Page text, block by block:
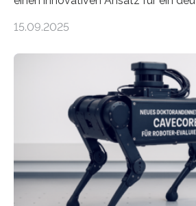
Lösungsweg ist inspiriert vom
stellt die heutige Computertechnik
Herausforderungen. Herkömmliche
Prozessoren stoßen an ihre
viel Energie, die Speicher- und
sind voneinander getrennt und die
bremst komplexe Anwendungen
immer größer werden und riesige
verarbeiten müssen, steigt der
Rechenarchitekturen. Neben
15.09.2025